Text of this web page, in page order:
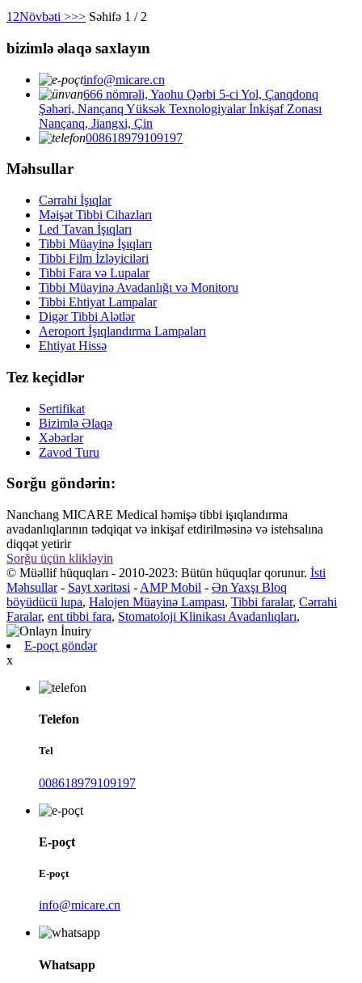
1 2Növbəti >>> Səhifə 1 / 2
bizimlə əlaqə saxlayın
info@micare.cn
666 nömrəli, Yaohu Qərbi 5-ci Yol, Çanqdonq
Şəhəri, Nançanq Yüksək Texnologiyalar İnkişaf Zonası
Nançanq, Jiangxi, Çin
008618979109197
Məhsullar
Cərrahi İşıqlar
Məişət Tibbi Cihazları
Led Tavan İşıqları
Tibbi Müayinə İşıqları
Tibbi Film İzləyiciləri
Tibbi Fara və Lupalar
Tibbi Müayinə Avadanlığı və Monitoru
Tibbi Ehtiyat Lampalar
Digər Tibbi Alətlər
Aeroport İşıqlandırma Lampaları
Ehtiyat Hissə
Tez keçidlər
Sertifikat
Bizimlə Əlaqə
Xəbərlər
Zavod Turu
Sorğu göndərin:
Nanchang MICARE Medical həmişə tibbi işıqlandırma
avadanlıqlarının tədqiqat və inkişaf etdirilməsinə və istehsalına
diqqət yetirir
Sorğu üçün klikləyin
© Müəllif hüquqları - 2010-2023: Bütün hüquqlar qorunur. İsti
Məhsullar- Sayt xəritəsi - AMP Mobil - Ən Yaxşı Bloq
böyüdücü lupa, Halojen Müayinə Lampası, Tibbi faralar, Cərrahi
Faralar, ent tibbi fara, Stomatoloji Klinikası Avadanlıqları,
E-poçt göndər
x
Telefon
Tel
008618979109197
E-poçt
E-poçt
info@micare.cn
Whatsapp